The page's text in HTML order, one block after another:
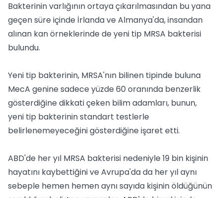
Bakterinin varlığının ortaya çıkarılmasından bu yana
geçen süre içinde İrlanda ve Almanya'da, insandan
alınan kan örneklerinde de yeni tip MRSA bakterisi
bulundu.
Yeni tip bakterinin, MRSA'nın bilinen tipinde buluna
MecA genine sadece yüzde 60 oranında benzerlik
gösterdiğine dikkati çeken bilim adamları, bunun,
yeni tip bakterinin standart testlerle
belirlenemeyeceğini gösterdiğine işaret etti.
ABD'de her yıl MRSA bakterisi nedeniyle 19 bin kişinin
hayatını kaybettiğini ve Avrupa'da da her yıl aynı
sebeple hemen hemen aynı sayıda kişinin öldüğünün